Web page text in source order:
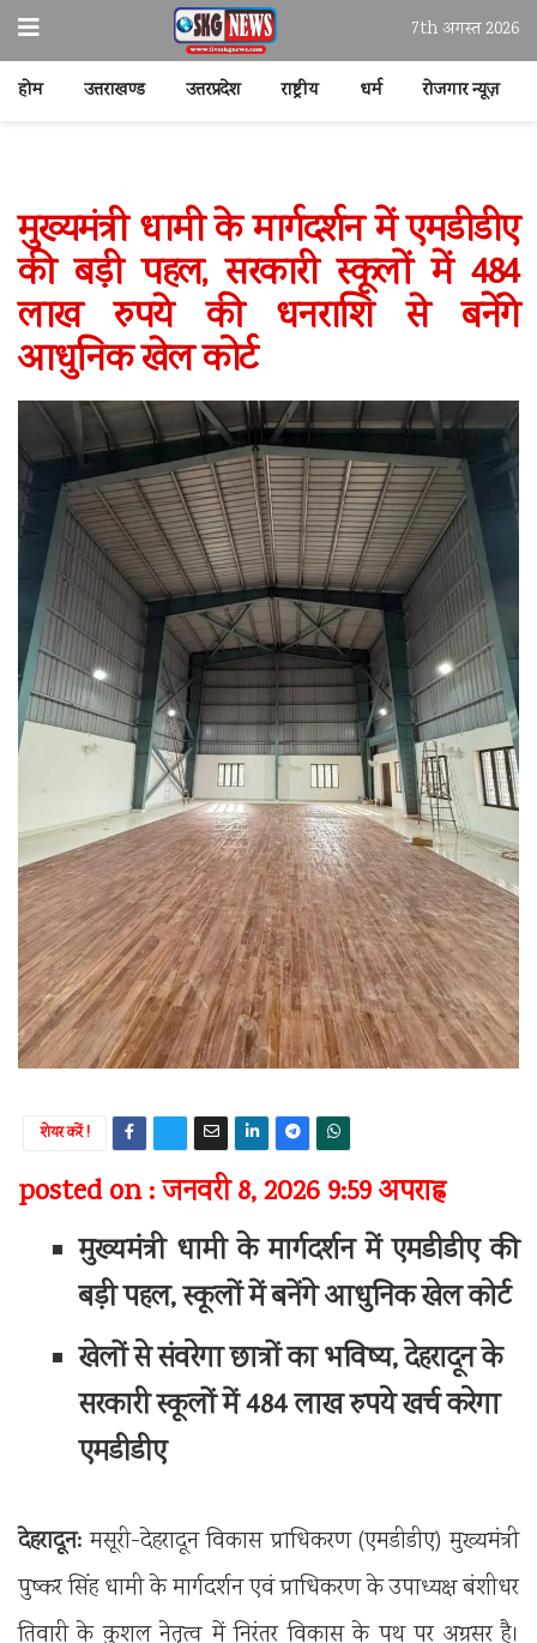
7th अगस्त 2026
होम उत्तराखण्ड उत्तरप्रदेश राष्ट्रीय धर्म रोजगार न्यूज़
मुख्यमंत्री धामी के मार्गदर्शन में एमडीडीए
की बड़ी पहल, सरकारी स्कूलों में 484
लाख रुपये की धनराशि से बनेंगे
आधुनिक खेल कोर्ट
शेयर करें !
posted on : जनवरी 8, 2026 9:59 अपराह्न
मुख्यमंत्री धामी के मार्गदर्शन में एमडीडीए की
बड़ी पहल, स्कूलों में बनेंगे आधुनिक खेल कोर्ट
खेलों से संवरेगा छात्रों का भविष्य, देहरादून के
सरकारी स्कूलों में 484 लाख रुपये खर्च करेगा
एमडीडीए
देहरादून:मसूरी-देहरादून विकास प्राधिकरण (एमडीडीए) मुख्यमंत्री
पुष्कर सिंह धामी के मार्गदर्शन एवं प्राधिकरण के उपाध्यक्ष बंशीधर
तिवारी के कुशल नेतृत्व में निरंतर विकास के पथ पर अग्रसर है।